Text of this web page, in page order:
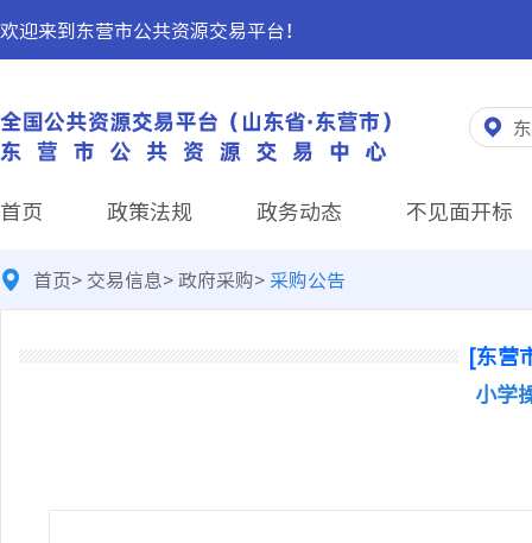
欢迎来到东营市公共资源交易平台！
首页 政策法规 政务动态 不见面开标
首页> 交易信息>政府采购>采购公告
[东营
小学